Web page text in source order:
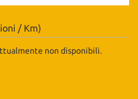
/ Km)
non disponibili.